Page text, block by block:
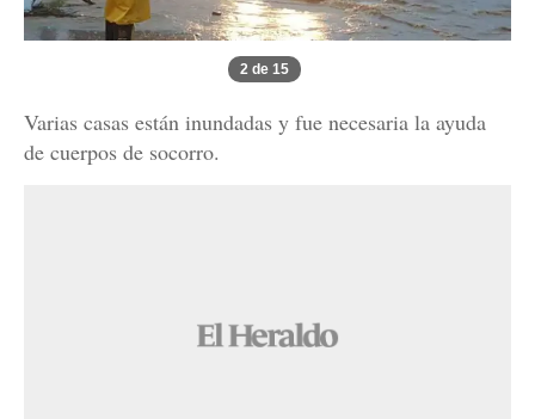
2 de 15
Varias casas están inundadas y fue necesaria la ayuda
de cuerpos de socorro.